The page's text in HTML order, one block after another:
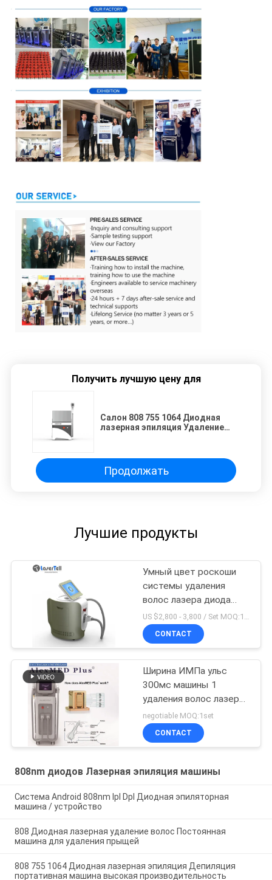
Получить лучшую цену для
Салон 808 755 1064 Диодная
лазерная эпиляция Удаление
Продолжать
Лучшие продукты
Умный цвет роскоши
системы удаления
волос лазера диода
длин волны 755нм
1064нм 808нм тройки
техника Германии
CONTACT
Ширина ИМПа ульс
300мс машины 1
удаления волос лазера
диода Нд Яг 808нм -
10Хз частота 10 -
negotiable MOQ:1set
CONTACT
808nm диодов Лазерная эпиляция машины
Система Android 808nm Ipl Dpl Диодная эпиляторная
машина / устройство
808 Диодная лазерная удаление волос Постоянная
машина для удаления прыщей
808 755 1064 Диодная лазерная эпиляция Депиляция
портативная машина высокая производительность